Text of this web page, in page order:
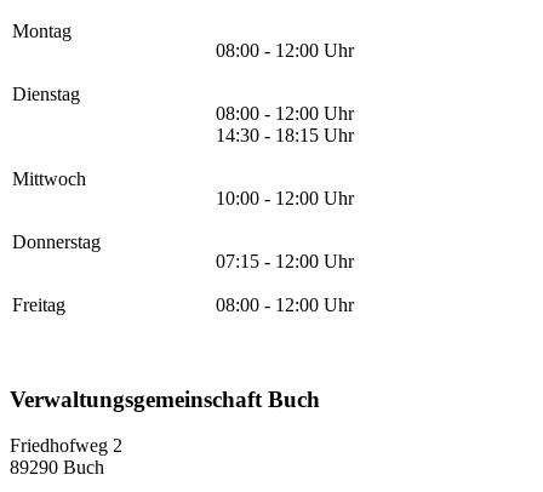
Montag
08:00 - 12:00 Uhr
Dienstag
08:00 - 12:00 Uhr
14:30 - 18:15 Uhr
Mittwoch
10:00 - 12:00 Uhr
Donnerstag
07:15 - 12:00 Uhr
Freitag 08:00 - 12:00 Uhr
Verwaltungsgemeinschaft Buch
Friedhofweg 2
89290 Buch